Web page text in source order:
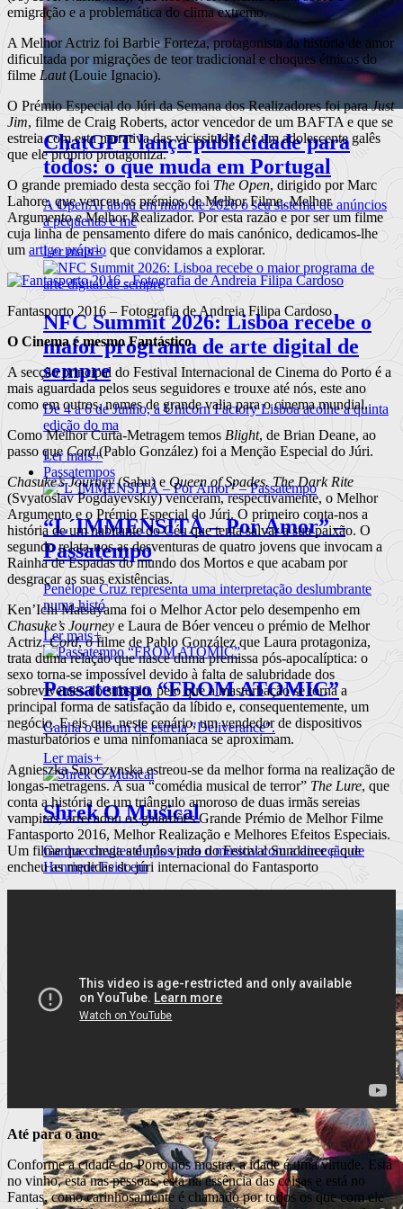
ChatGPT lança publicidade para
todos: o que muda em Portugal
A OpenAI abriu em maio de 2026 o seu sistema de anúncios
a pequenas e mé
Ler mais+
NFC Summit 2026: Lisboa recebe o
maior programa de arte digital de
sempre
De 4 a 6 de Junho, a Unicorn Factory Lisboa acolhe a quinta
edição do ma
Ler mais+
Passatempos
“L´IMMENSITÀ – Por Amor” –
Passatempo
Penélope Cruz representa uma interpretação deslumbrante
numa histó
Ler mais+
Passatempo “FROM ATOMIC”
Ganha o álbum de estreia "Deliverance".
Ler mais+
Shrek O Musical
Ganha convites duplos para o musical com a direcção de
Henrique Feist em
emigração e a problemática do clima extremo.
A Melhor Actriz foi Barbie Forteza, protagonista da história de amor
dificultada por migrações de teor tradicional e choques étnicos do
filme Laut(Louie Ignacio).
O Prémio Especial do Júri da Semana dos Realizadores foi paraJust
Jim, filme de Craig Roberts, actor vencedor de um BAFTA e que se
estreia com esta narrativa das vicissitudes de um adolescente galês
que ele próprio protagoniza.
O grande premiado desta secção foi The Open, dirigido por Marc
Lahore, que venceu os prémios de Melhor Filme, Melhor
Argumento e Melhor Realizador. Por esta razão e por ser um filme
cuja linha de pensamento difere do mais canónico, dedicamos-lhe
um artigo próprio que convidamos a explorar.
Fantasporto 2016 – Fotografia de Andreia Filipa Cardoso
O Cinema é mesmo Fantástico
A secção principal do Festival Internacional de Cinema do Porto é a
mais aguardada pelos seus seguidores e trouxe até nós, este ano
como em outros, nomes de grande valia para o cinema mundial.
Como Melhor Curta-Metragem temos Blight, de Brian Deane, ao
passo queCord(Pablo González) foi a Menção Especial do Júri.
Chasuke’s Journey(Sabu) e Queen of Spades. The Dark Rite
(Svyatoslav Pogdayevskiy) venceram, respectivamente, o Melhor
Argumento e o Prémio Especial do Júri. O primeiro conta-nos a
história de um habitante do Céu que tenta salvar a sua paixão. O
segundo relata-nos as desventuras de quatro jovens que invocam a
Rainha de Espadas do mundo dos Mortos e que acabam por
desgraçar as suas existências.
Ken’Ichi Matsuyama foi o Melhor Actor pelo desempenho em
Chasuke’s Journey e Laura de Bóer venceu o prémio de Melhor
Actriz.Cord, o filme de Pablo González que Laura protagoniza,
trata duma relação que nasce duma premissa pós-apocalíptica: o
sexo torna-se impossível devido à falta de salubridade dos
sobreviventes do subsolo, pelo que a masturbação se torna a
principal forma de satisfação da líbido e, consequentemente, um
negócio. E eis que, neste cenário, um vendedor de dispositivos
masturbatórios e uma ninfomaníaca se aproximam.
Agnieszka Smoczynska estreou-se da melhor forma na realização de
longas-metragens. A sua “comédia musical de terror” The Lure, que
conta a história de um triângulo amoroso de duas irmãs sereias
vampiras, arrecadou os galardões Grande Prémio de Melhor Filme
Fantasporto 2016, Melhor Realização e Melhores Efeitos Especiais.
Um filme que chega até nós vindo do Festival Sundance e que
encheu as medidas do júri internacional do Fantasporto
Até para o ano
Conforme a cidade do Porto nos mostra, a idade é uma virtude. Está
no vinho, está nas pessoas, está na essência das coisas e está no
Fantas, como carinhosamente é chamado por todos os que com ele